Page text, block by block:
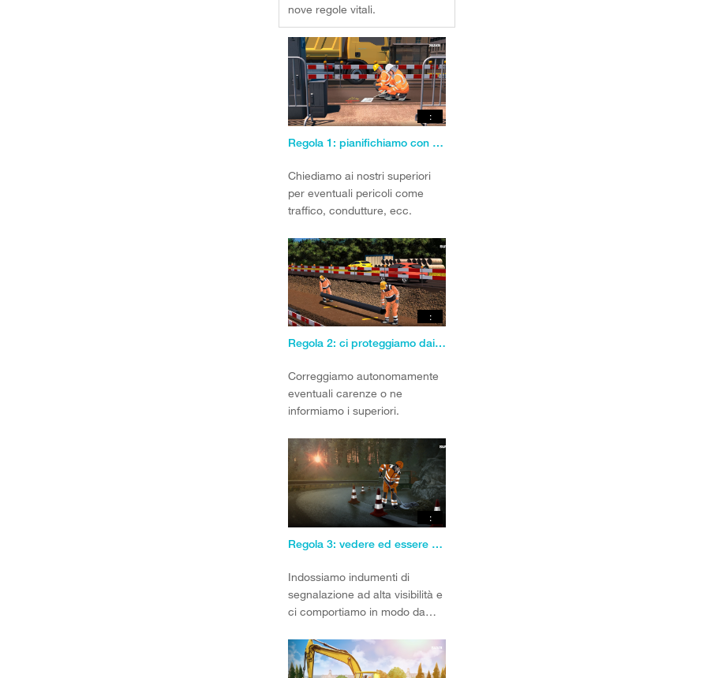
nove regole vitali.
:
Regola 1: pianifichiamo con cura ogni intervento
Chiediamo ai nostri superiori
per eventuali pericoli come
traffico, condutture, ecc.
:
Regola 2: ci proteggiamo dai pericoli legati al traffico
Correggiamo autonomamente
eventuali carenze o ne
informiamo i superiori.
:
Regola 3: vedere ed essere visto
Indossiamo indumenti di
segnalazione ad alta visibilità e
ci comportiamo in modo da